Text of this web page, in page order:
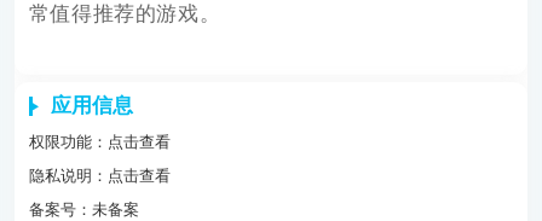
常值得推荐的游戏。
应用信息
权限功能： 点击查看
隐私说明： 点击查看
备案号：未备案